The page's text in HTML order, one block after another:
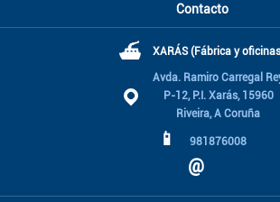
Contacto
⛴ XARÁS (Fábrica y
Avda. Ramiro Carregal
P-12, P.I. Xarás, 15960
Riveira, A Coruña
📱 981876008
@